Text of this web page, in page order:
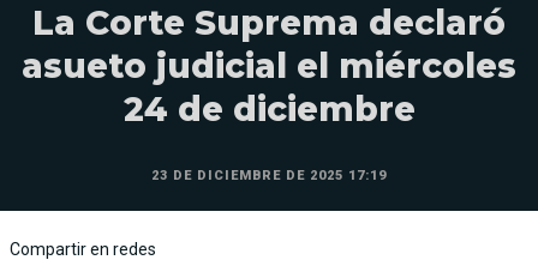
La Corte Suprema declaró
asueto judicial el miércoles
24 de diciembre
23 DE DICIEMBRE DE 2025 17:19
Compartir en redes